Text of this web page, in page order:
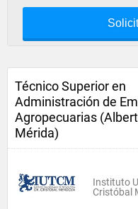
Técnico Superior en
Administración de
Agropecuarias
Mérida)
Instituto
Cristóbal